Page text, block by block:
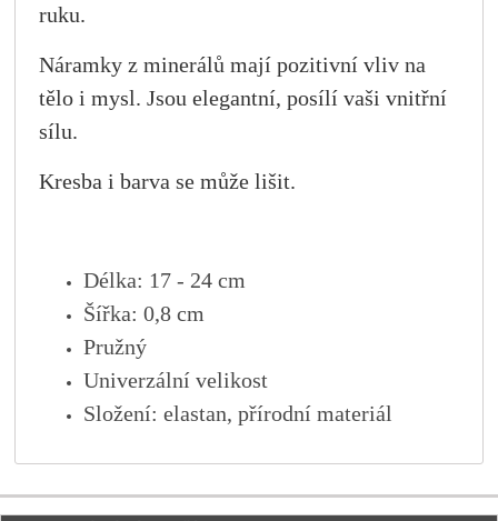
ruku.
Náramky z minerálů mají pozitivní vliv na
tělo i mysl. Jsou elegantní, posílí vaši vnitřní
sílu.
Kresba i barva se může lišit.
Délka: 17 - 24 cm
Šířka: 0,8 cm
Pružný
Univerzální velikost
Složení: elastan, přírodní materiál